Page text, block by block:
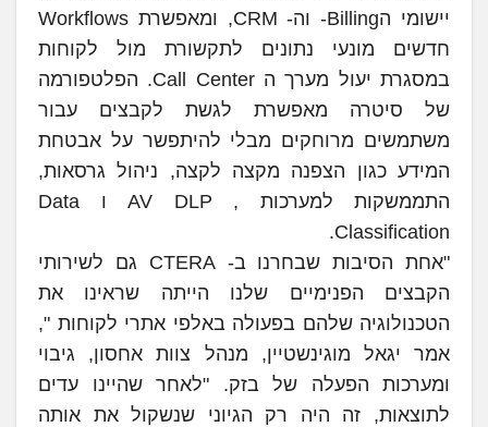
יישומי הBilling- וה- CRM, ומאפשרת Workflows
חדשים מונעי נתונים לתקשורת מול לקוחות
במסגרת יעול מערך ה Call Center. הפלטפורמה
של סיטרה מאפשרת לגשת לקבצים עבור
משתמשים מרוחקים מבלי להיתפשר על אבטחת
המידע כגון הצפנה מקצה לקצה, ניהול גרסאות,
התממשקות למערכות , AV DLP ו Data
Classification.
"אחת הסיבות שבחרנו ב- CTERA גם לשירותי
הקבצים הפנימיים שלנו הייתה שראינו את
הטכנולוגיה שלהם בפעולה באלפי אתרי לקוחות ",
אמר יגאל מוגינשטיין, מנהל צוות אחסון, גיבוי
ומערכות הפעלה של בזק. "לאחר שהיינו עדים
לתוצאות, זה היה רק הגיוני שנשקול את אותה